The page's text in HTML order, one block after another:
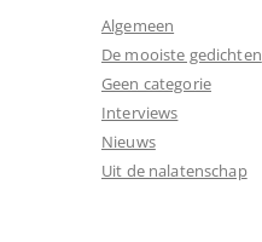
Algemeen
De mooiste gedichten
Geen categorie
Interviews
Nieuws
Uit de nalatenschap